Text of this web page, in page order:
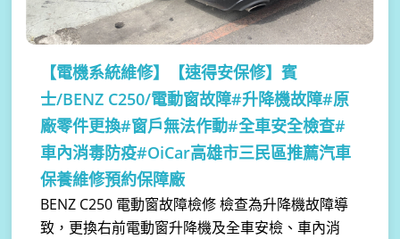
【電機系統維修】
【速得安保修】賓
士/BENZ C250/電動窗故障#升降機故障#原
廠零件更換#窗戶無法作動#全車安全檢查#
車內消毒防疫#OiCar高雄市三民區推薦汽車
保養維修預約保障廠
BENZ C250 電動窗故障檢修 檢查為升降機故障導
致，更換右前電動窗升降機及全車安檢、車內消